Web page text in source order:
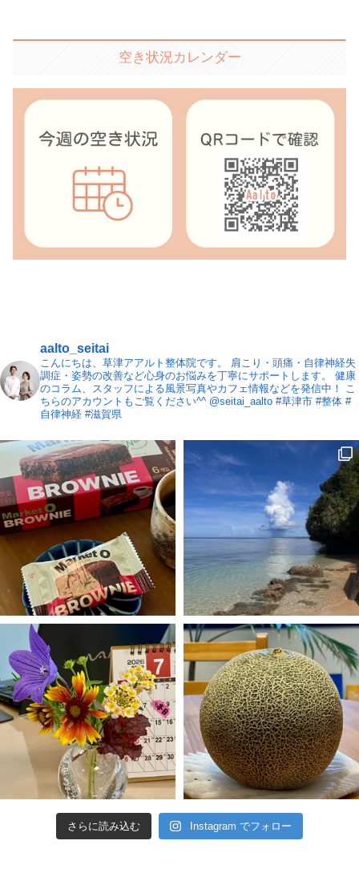
空き状況カレンダー
aalto_seitai
こんにちは、草津アアルト整体院です。
肩こり・頭痛・自律神経失
調症・姿勢の改善など心身のお悩みを丁寧にサポートします。
健康
のコラム、スタッフによる風景写真やカフェ情報などを発信中！
こ
ちらのアカウントもご覧ください^^ @seitai_aalto #草津市 #整体 #
自律神経 #滋賀県
さらに読み込む Instagram でフォロー